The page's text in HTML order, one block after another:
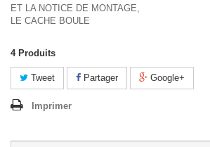
ET LA NOTICE DE MONTAGE,
LE CACHE BOULE
4 Produits
Tweet Partager Google+
Imprimer